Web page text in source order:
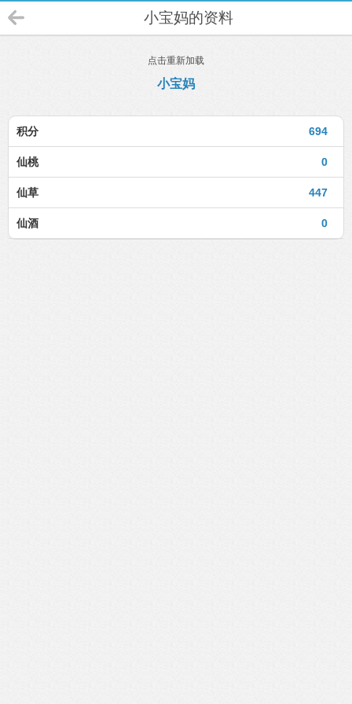
小宝妈的资料
点击重新加载
小宝妈
694
积分
0
仙桃
447
仙草
0
仙酒